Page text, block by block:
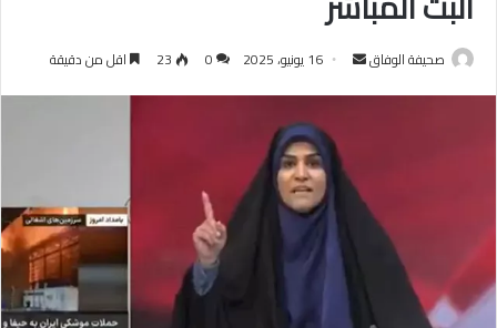
صحيفة الوفاق
أرسل 16 يونيو، 2025 0
23 اقل من دقيقة